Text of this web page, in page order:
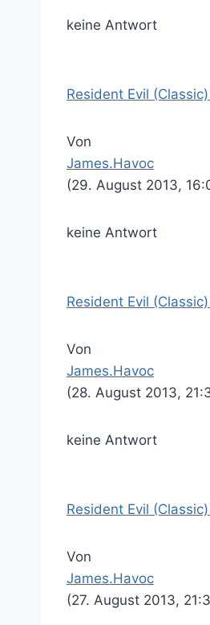
keine Antwort
Resident Evil
Von
James.Havoc
(29. August 2013,
keine Antwort
Resident Evil
Von
James.Havoc
(28. August 2013,
keine Antwort
Resident Evil
Von
James.Havoc
(27. August 2013,